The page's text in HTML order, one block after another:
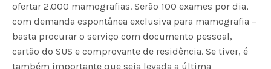
ofertar 2.000 mamografias. Serão 100 exames por dia,
com demanda espontânea exclusiva para mamografia –
basta procurar o serviço com documento pessoal,
cartão do SUS e comprovante de residência. Se tiver, é
também importante que seja levada a última